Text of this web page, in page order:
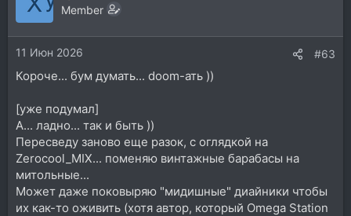
Member
11 Июн 2026 #63
Короче... бум думать... doom-ать ))
[уже подумал]
А... ладно... так и быть ))
Пересведу заново еще разок, с оглядкой на
Zerocool_MIX... поменяю винтажные барабасы на
митольные...
Может даже поковыряю "мидишные" диайники чтобы
их как-то оживить (хотя автор, который Omega Station